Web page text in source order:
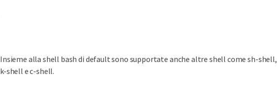
Insieme alla shell bash di default sono supportate anche altre shell come sh-shell,
k-shell e c-shell.